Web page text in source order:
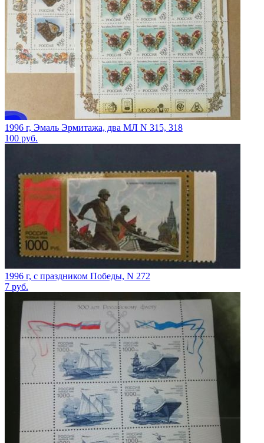
1996 г, Эмаль Эрмитажа, два МЛ N 315, 318
100 руб.
1996 г, с праздником Победы, N 272
7 руб.